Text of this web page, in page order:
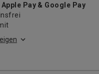
Pay & Google Pay